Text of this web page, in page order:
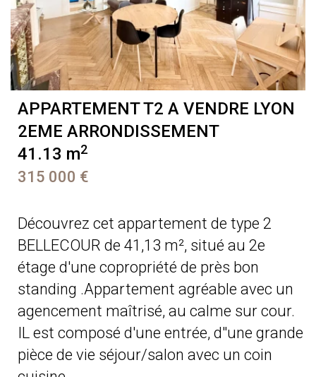
APPARTEMENT T2 A VENDRE LYON
2EME ARRONDISSEMENT
41.13 m2
315 000 €
Découvrez cet appartement de type 2
BELLECOUR de 41,13 m², situé au 2e
étage d'une copropriété de près bon
standing .Appartement agréable avec un
agencement maîtrisé, au calme sur cour.
IL est composé d'une entrée, d''une grande
pièce de vie séjour/salon avec un coin